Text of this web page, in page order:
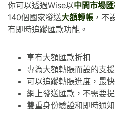
你可以透過Wise以中間市場
140個國家發送大額轉帳 ，不
有即時追蹤匯款功能。
享有大額匯款折扣
專為大額轉賬而設的支
可以追蹤轉賬進度，最
網上發送匯款，不需要
雙重身份驗證和即時通知